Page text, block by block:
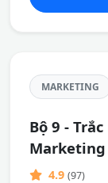
MARKETING
Bộ 9 -
Marketing
4.9 (97)